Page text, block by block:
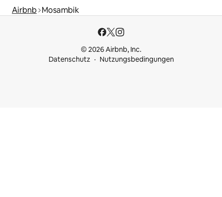
Airbnb Mosambik
© 2026 Airbnb, Inc.
Datenschutz
Nutzungsbedingungen